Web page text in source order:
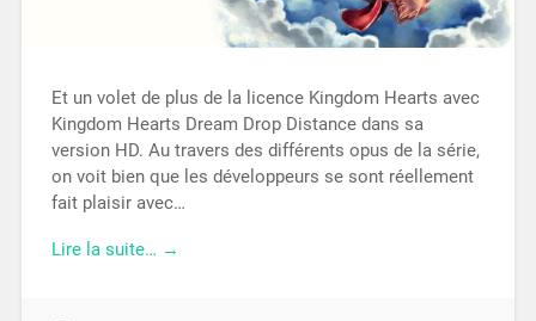
Et un volet de plus de la licence Kingdom Hearts avec
Kingdom Hearts Dream Drop Distance dans sa
version HD. Au travers des différents opus de la série,
on voit bien que les développeurs se sont réellement
fait plaisir avec…
Lire la suite… →